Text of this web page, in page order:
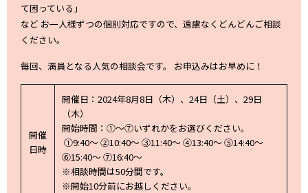
て困っている」
など お一人様ずつの個別対応ですので、遠慮なくどんどんご相談
ください。
毎回、満員となる人気の相談会です。 お申込みはお早めに！
開催
日時
開催日：2024年8月8日（木）、24日（土）、29日
（木）
開始時間：①～⑦いずれかをお選びください。
①9:40～ ②10:40～ ③11:40～ ④13:40～ ⑤14:40～
⑥15:40～ ⑦16:40～
※相談時間は50分間です。
※開始10分前にお越しください。